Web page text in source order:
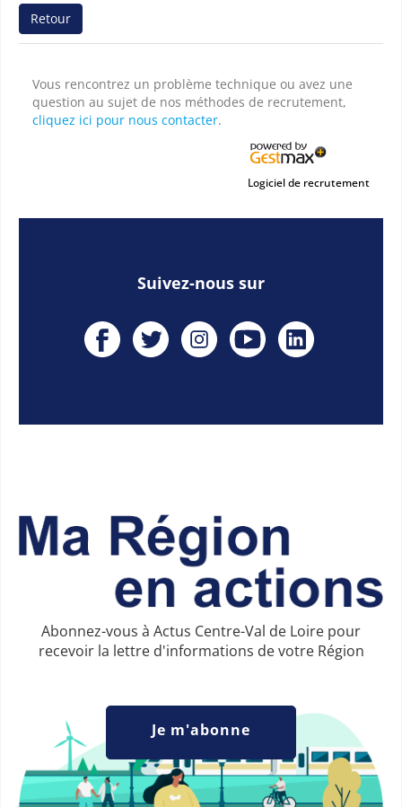
Retour
Vous rencontrez un problème technique ou avez une
question au sujet de nos méthodes de recrutement,
cliquez ici pour nous contacter.
Logiciel de recrutement
Suivez-nous sur
Abonnez-vous à Actus Centre-Val de Loire pour
recevoir la lettre d'informations de votre Région
Je m'abonne